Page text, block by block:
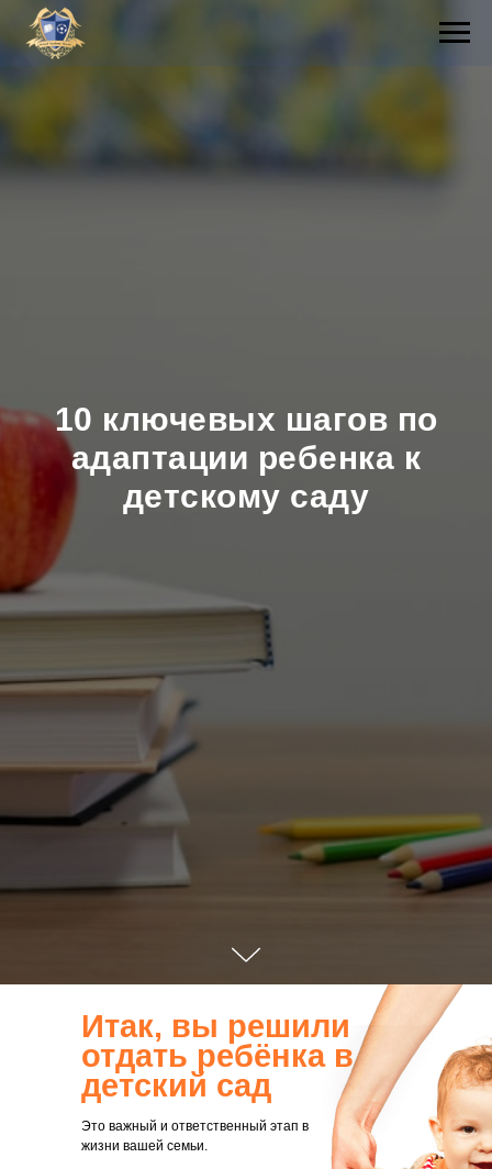
10 ключевых шагов по
адаптации ребенка к
детскому саду
Итак, вы решили
отдать ребёнка в
детский сад
Это важный и ответственный этап в
жизни вашей семьи.